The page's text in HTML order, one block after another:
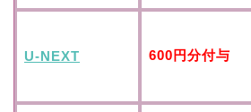
U-NEXT 600円分付与